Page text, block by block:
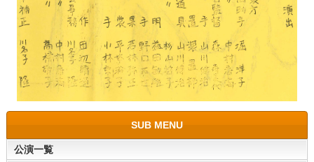
SUB MENU
公演一覧